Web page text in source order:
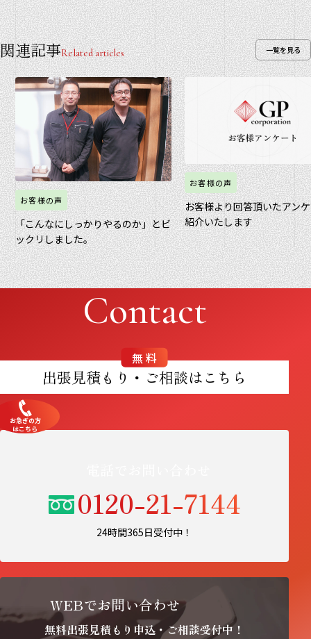
関連記事Related articles 一覧を見る
お客様の声
「こんなにしっかりやるのか」とビ
ックリしました。
お客様の声
お客様より回答頂いたアン
紹介いたします
Contact
無料
出張見積もり・ご相談はこちら
お急ぎの方
はこちら
0120-21-7144
24時間365日受付中！
WEBでお問い合わせ
無料出張見積もり申込・ご相談受付中！